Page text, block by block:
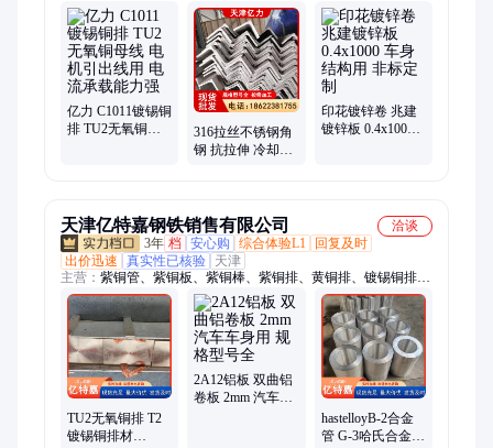
角钢、Q355B槽钢、Q355CH型钢、工字钢、锌铝镁光伏支架、
不等边角钢、热轧角钢、紫铜管、Q235B镀锌槽钢、镀锌花纹
板、Q235B镀锌方管、镀锌方矩管、空调铜管、太阳能光伏支
架、镀铝锌彩涂卷、锌铝镁檩条、镀锌角钢、T型钢、42CrMo圆
钢、镀铝锌板
亿力 C1011镀锡铜
排 TU2无氧铜母
316拉丝不锈钢角
钢 抗拉伸 冷却设
印花镀锌卷 兆建
镀锌板 0.4x1000
天津亿特嘉钢铁销售有限公司
洽谈
3年 档 安心购 综合体验L1
回复及时
出价迅速
真实性已核验
天津
主营： 紫铜管、紫铜板、紫铜棒、紫铜排、黄铜排、镀锡铜排、
黄铜板、黄铜管、黄铜带、空调紫铜管、铝圆棒、紫铜带、铝
管、铝板、蚊香盘管、铝方管、红铜棒、铝方通、不锈钢管、不
锈钢板、铝合金管、6061铝管、黄铜箔、铜母线
TU2无氧铜排 T2
镀锡铜排材
2A12铝板 双曲铝
卷板 2mm 汽车车
hastelloyB-2合金
管 G-3哈氏合金管